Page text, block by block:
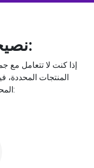
نصيحة احترافية:
إذا كنت لا تتعامل
المنتجات
المحدد. جربه مثل هذا: